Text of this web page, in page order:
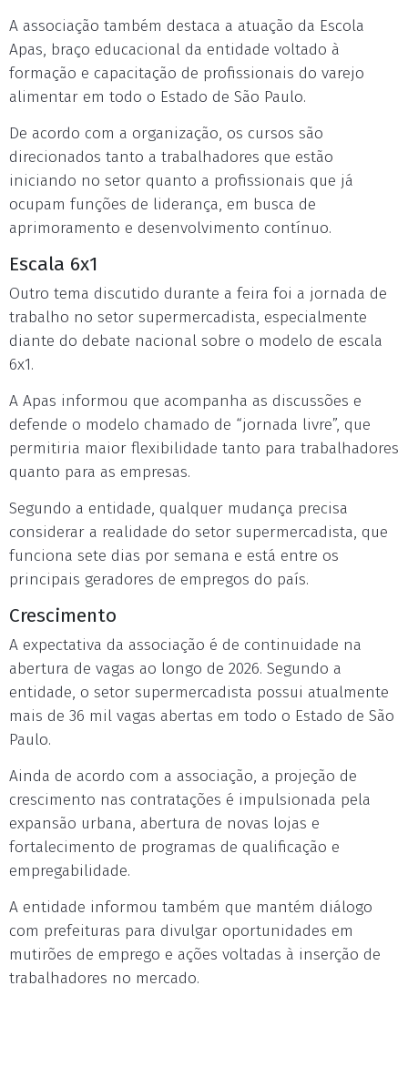
A associação também destaca a atuação da Escola
Apas, braço educacional da entidade voltado à
formação e capacitação de profissionais do varejo
alimentar em todo o Estado de São Paulo.
De acordo com a organização, os cursos são
direcionados tanto a trabalhadores que estão
iniciando no setor quanto a profissionais que já
ocupam funções de liderança, em busca de
aprimoramento e desenvolvimento contínuo.
Escala 6x1
Outro tema discutido durante a feira foi a jornada de
trabalho no setor supermercadista, especialmente
diante do debate nacional sobre o modelo de escala
6x1.
A Apas informou que acompanha as discussões e
defende o modelo chamado de “jornada livre”, que
permitiria maior flexibilidade tanto para trabalhadores
quanto para as empresas.
Segundo a entidade, qualquer mudança precisa
considerar a realidade do setor supermercadista, que
funciona sete dias por semana e está entre os
principais geradores de empregos do país.
Crescimento
A expectativa da associação é de continuidade na
abertura de vagas ao longo de 2026. Segundo a
entidade, o setor supermercadista possui atualmente
mais de 36 mil vagas abertas em todo o Estado de São
Paulo.
Ainda de acordo com a associação, a projeção de
crescimento nas contratações é impulsionada pela
expansão urbana, abertura de novas lojas e
fortalecimento de programas de qualificação e
empregabilidade.
A entidade informou também que mantém diálogo
com prefeituras para divulgar oportunidades em
mutirões de emprego e ações voltadas à inserção de
trabalhadores no mercado.